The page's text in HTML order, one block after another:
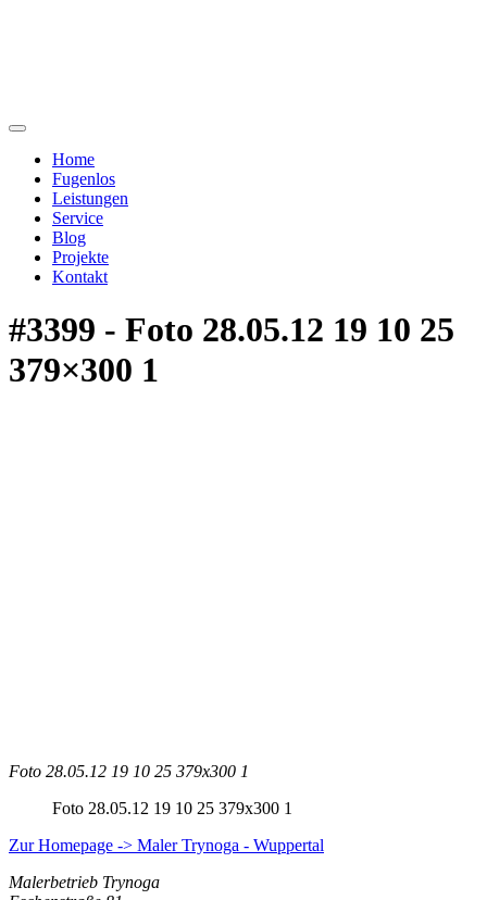
Home
Fugenlos
Leistungen
Service
Blog
Projekte
Kontakt
#3399 - Foto 28.05.12 19 10 25
379×300 1
Foto 28.05.12 19 10 25 379x300 1
Foto 28.05.12 19 10 25 379x300 1
Zur Homepage -> Maler Trynoga - Wuppertal
Malerbetrieb Trynoga